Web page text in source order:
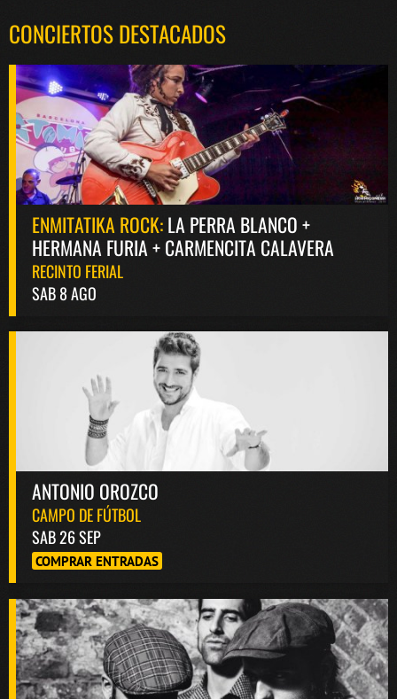
CONCIERTOS DESTACADOS
ENMITATIKA ROCK:LA PERRA BLANCO +
HERMANA FURIA + CARMENCITA CALAVERA
RECINTO FERIAL
SAB 8 AGO
ANTONIO OROZCO
CAMPO DE FÚTBOL
SAB 26 SEP
COMPRAR ENTRADAS